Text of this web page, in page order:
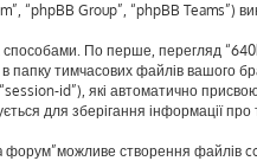
“phpBB Group”, “phpBB Teams”)
По перше, перегляд
папку тимчасових файлів вашого
“session-id”), які автоматично
для зберігання інформації
форум”можливе створення файлів